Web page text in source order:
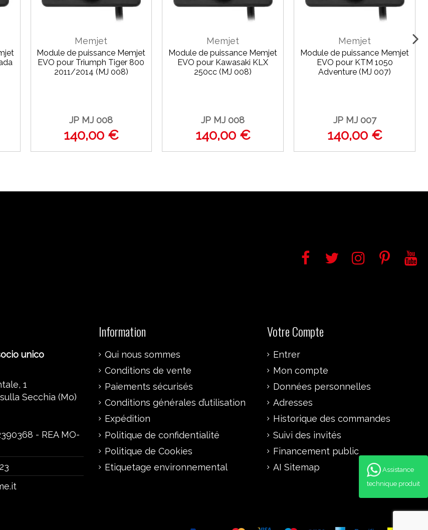
Memjet
Module de puissance Memjet
EVO pour Triumph Tiger 800
2011/2014 (MJ 008)
JP MJ 008
140,00 €
Memjet
Module de puissance Memjet
EVO pour Kawasaki KLX
250cc (MJ 008)
JP MJ 008
140,00 €
Memjet
Module de puissance Memjet
EVO pour KTM 1050
Adventure (MJ 007)
JP MJ 007
140,00 €
unico
1
Secchia (Mo)
- REA MO-
Information
Qui nous sommes
Conditions de vente
Paiements sécurisés
Conditions générales d’utilisation
Expédition
Politique de confidentialité
Politique de Cookies
Etiquetage environnemental
Votre Compte
Entrer
Mon compte
Données personnelles
Adresses
Historique des commandes
Suivi des invités
Financement public
AI Sitemap
Assistance
technique produit